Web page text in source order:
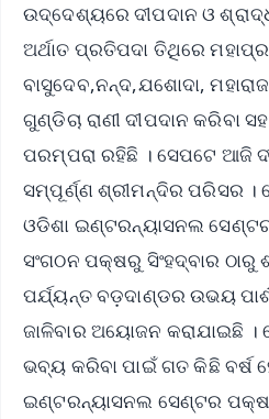
ଉଦ୍ଦେଶ୍ୟରେ ଦୀପଦାନ ଓ
ଅର୍ଥାତ ପ୍ରତିପଦା ତିଥିରେ
ବାସୁଦେବ,ନନ୍ଦ,ଯଶୋଦା,
ଗୁଣ୍ଡିଚା ରାଣୀ ଦୀପଦାନ କରିବା
ପରମ୍ପରା ରହିଛି । ସେପଟେ ଆଜି
ସମ୍ପୂର୍ଣ୍ଣ ଶ୍ରୀମନ୍ଦିର ପରିସର ।
ଓଡିଶା ଇଣ୍ଟରନ୍ୟାସନଲ
ସଂଗଠନ ପକ୍ଷରୁ ସିଂହଦ୍ବାର ଠାରୁ
ପର୍ଯ୍ୟନ୍ତ ବଡ଼ଦାଣ୍ଡର ଉଭୟ
ଜାଳିବାର ଅୟୋଜନ କରାଯାଇଛି ।
ଭବ୍ୟ କରିବା ପାଇଁ ଗତ କିଛି ବର୍ଷ
ଇଣ୍ଟରନ୍ୟାସନଲ ସେଣ୍ଟର